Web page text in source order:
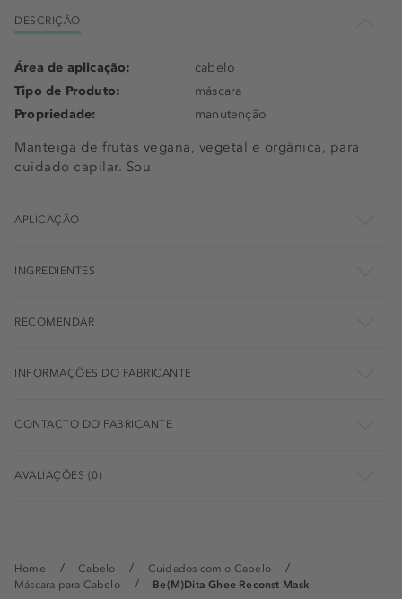
Home Cabelo
Cuidados com o Cabelo
Máscara para Cabelo
Be(M)Dita Ghee Reconst Mask
DESCRIÇÃO
Manteiga de frutas vegana, vegetal e orgânica, para
cuidado capilar. Sou
Área de aplicação:
cabelo
Tipo de Produto:
máscara
Propriedade:
manutenção
APLICAÇÃO
INGREDIENTES
RECOMENDAR
INFORMAÇÕES DO FABRICANTE
CONTACTO DO FABRICANTE
AVALIAÇÕES (0)